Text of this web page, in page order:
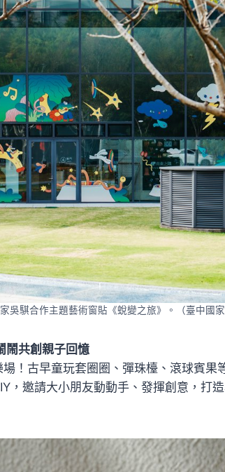
吳騏合作主題藝術窗貼《蛻變之旅》。（臺中國
鬧共創親子回憶
！古早童玩套圈圈、彈珠檯、滾球賓果
，邀請大小朋友動動手、發揮創意，打